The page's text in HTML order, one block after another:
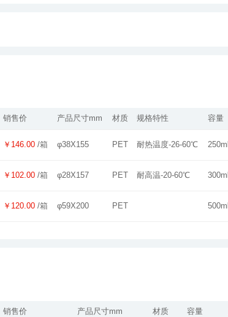
销售价 产品尺寸mm 材质 规格特性 容量
￥146.00 /箱 φ38X155 PET 耐热温度-26-60℃ 250ml
￥102.00 /箱 φ28X157 PET 耐高温-20-60℃ 300ml
￥120.00 /箱 φ59X200 PET 500ml
销售价 产品尺寸mm 材质 容量